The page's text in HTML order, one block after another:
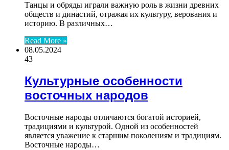
Танцы и обряды играли важную роль в жизни древних
обществ и династий, отражая их культуру, верования и
историю. В различных…
Read More »
08.05.2024
43
Культурные особенности
восточных народов
Восточные народы отличаются богатой историей,
традициями и культурой. Одной из особенностей
является уважение к старшим поколениям и традициям.
Восточные народы…